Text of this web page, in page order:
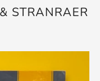
STRANRAER